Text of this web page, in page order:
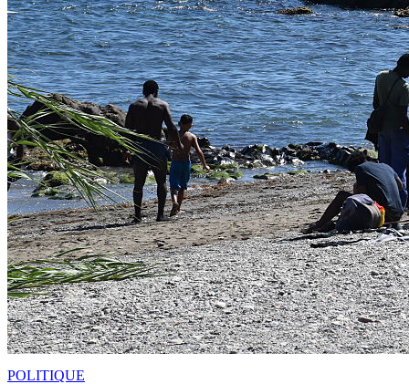
POLITIQUE